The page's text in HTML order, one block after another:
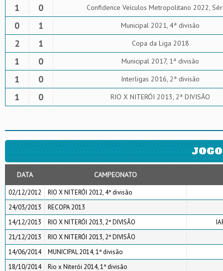
1 0 Confidence Veículos Metropolitano 2022,
0 1 Municipal 2021, 4ª divisão
2 1 Copa da Liga 2018
1 0 Municipal 2017, 1ª divisão
1 0 Interligas 2016, 2ª divisão
1 0 RIO X NITERÓI 2013, 2ª DIVISÃO
DATA CAMPEONATO
02/12/2012
RIO X NITERÓI 2012, 4ª divisão
24/03/2013
RECOPA 2013
14/12/2013
RIO X NITERÓI 2013, 2ª DIVISÃO
21/12/2013
RIO X NITERÓI 2013, 2ª DIVISÃO
14/06/2014
MUNICIPAL 2014, 1ª divisão
18/10/2014
Rio x Niterói 2014, 1ª divisão